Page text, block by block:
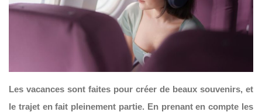
Les vacances sont faites pour créer de beaux souvenirs, et
le trajet en fait pleinement partie. En prenant en compte les